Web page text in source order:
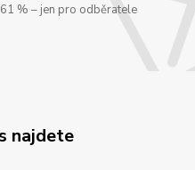
% – jen pro odběratele
najdete